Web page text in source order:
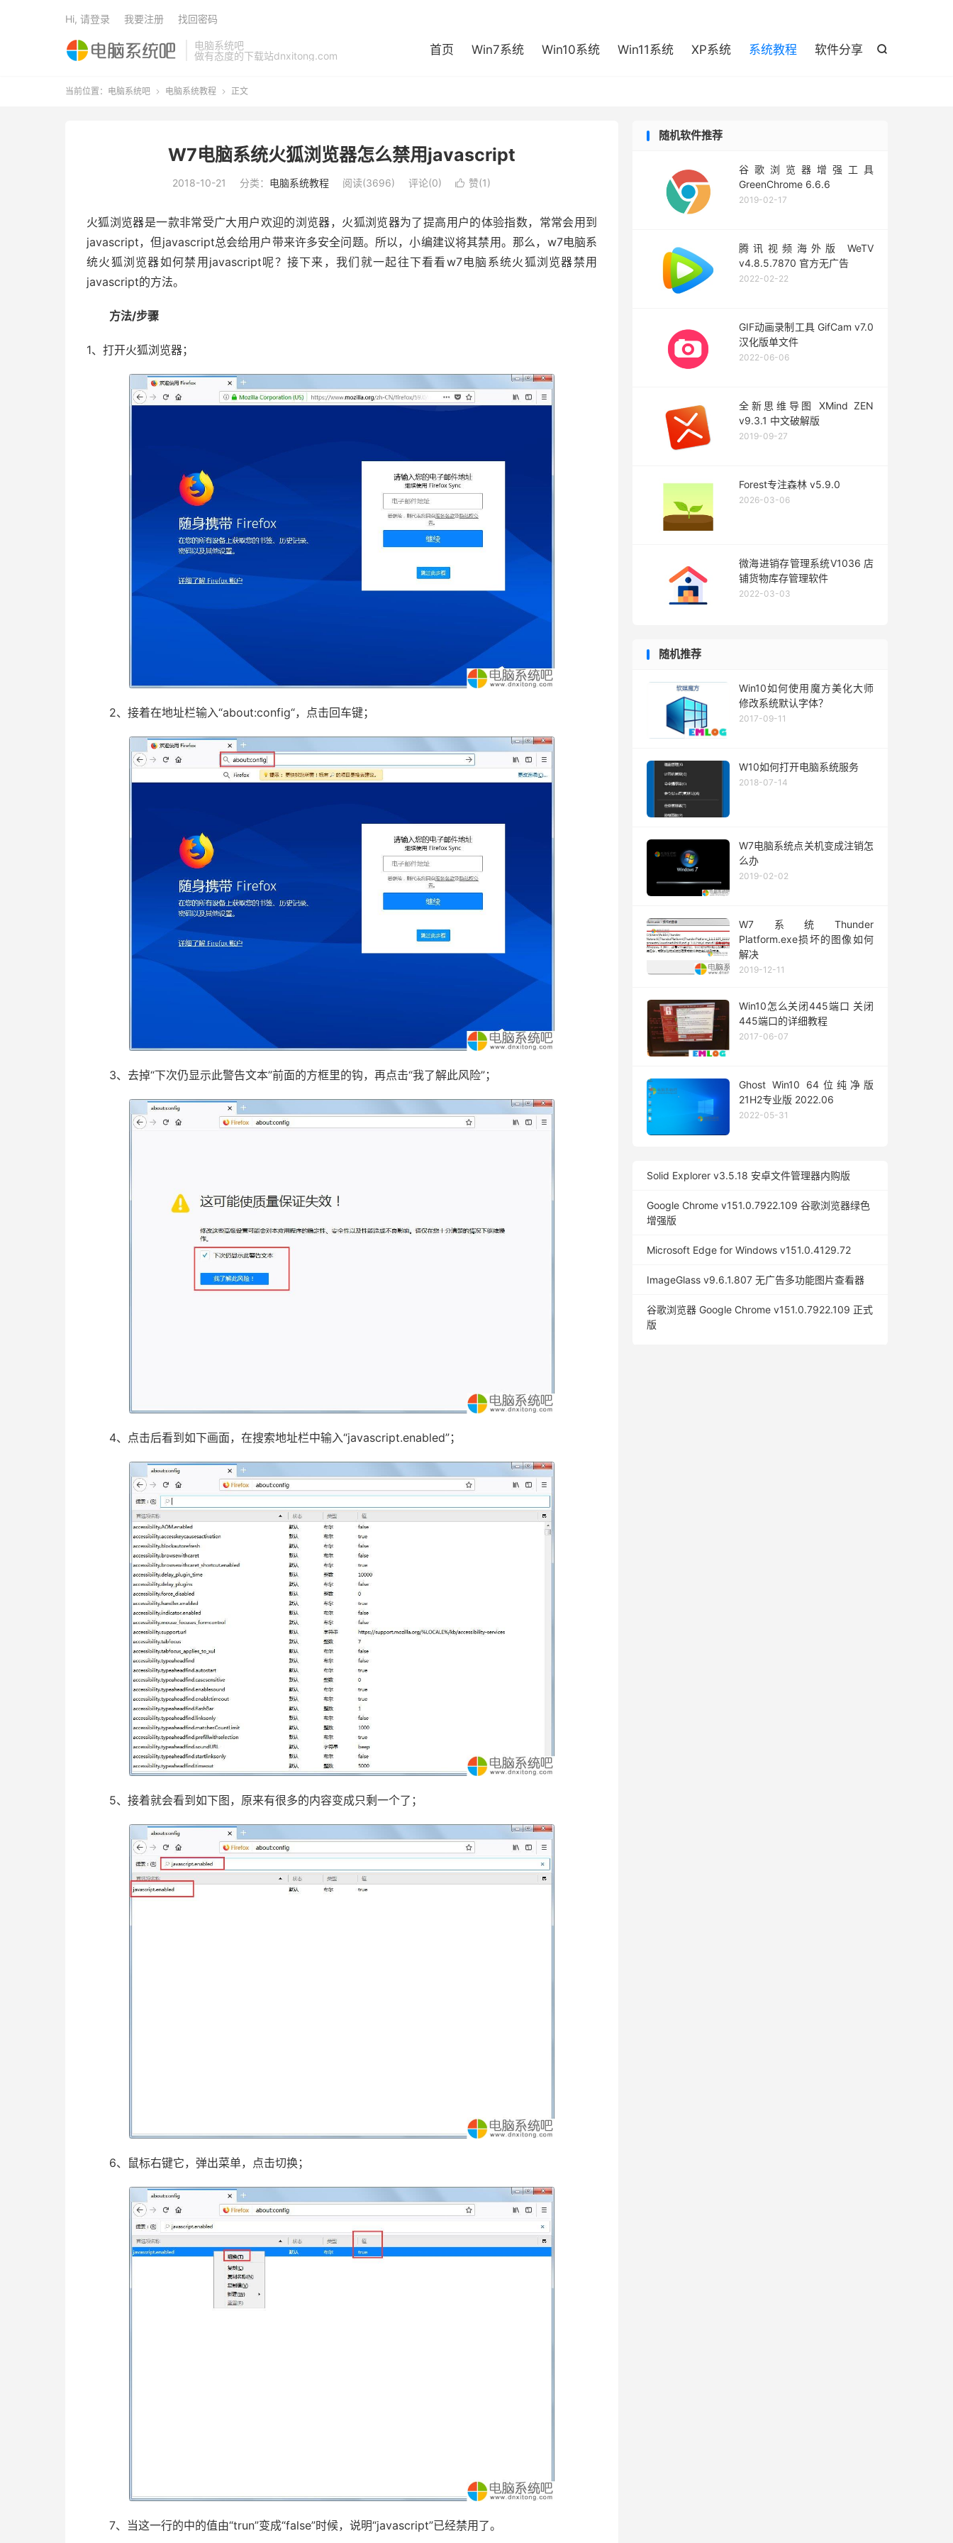
电脑系统吧
做有态度的下载站dnxitong.com

首页 Win7系统 Win10系统 Win11系统 XP系统 系统教程 软件分享
Hi, 请登录 我要注册 找回密码
当前位置： 电脑系统吧  电脑系统教程  正文
W7电脑系统火狐浏览器怎么禁用javascript
2018-10-21 分类： 电脑系统教程 阅读(3696) 评论(0)  赞(1)
火狐浏览器是一款非常受广大用户欢迎的浏览器，火狐浏览器为了提高用户的体验指数，常常会用到
javascript，但javascript总会给用户带来许多安全问题。所以，小编建议将其禁用。那么，w7电脑系
统火狐浏览器如何禁用javascript呢？接下来，我们就一起往下看看w7电脑系统火狐浏览器禁用
javascript的方法。
方法/步骤
1、打开火狐浏览器；
2、接着在地址栏输入“about:config“，点击回车键；
3、去掉“下次仍显示此警告文本”前面的方框里的钩，再点击“我了解此风险”；
4、点击后看到如下画面，在搜索地址栏中输入“javascript.enabled”；
5、接着就会看到如下图，原来有很多的内容变成只剩一个了；
6、鼠标右键它，弹出菜单，点击切换；
7、当这一行的中的值由“trun”变成“false”时候，说明“javascript”已经禁用了。
随机软件推荐
谷歌浏览器增强工具
GreenChrome 6.6.6
2019-02-17
腾讯视频海外版 WeTV
v4.8.5.7870 官方无广告
2022-02-22
GIF动画录制工具 GifCam v7.0
汉化版单文件
2022-06-06
全新思维导图 XMind ZEN
v9.3.1 中文破解版
2019-09-27
Forest专注森林 v5.9.0
2026-03-06
微海进销存管理系统V1036 店
铺货物库存管理软件
2022-03-03
随机推荐
Win10如何使用魔方美化大师
修改系统默认字体？
2017-09-11
W10如何打开电脑系统服务
2018-07-14
W7电脑系统点关机变成注销怎
么办
2019-02-02
W7系统Thunder
Platform.exe损坏的图像如何
解决
2019-12-11
Win10怎么关闭445端口 关闭
445端口的详细教程
2017-06-07
Ghost Win10 64位纯净版
21H2专业版 2022.06
2022-05-31
Solid Explorer v3.5.18 安卓文件管理器内购版
Google Chrome v151.0.7922.109 谷歌浏览器绿色
增强版
Microsoft Edge for Windows v151.0.4129.72
ImageGlass v9.6.1.807 无广告多功能图片查看器
谷歌浏览器 Google Chrome v151.0.7922.109 正式
版